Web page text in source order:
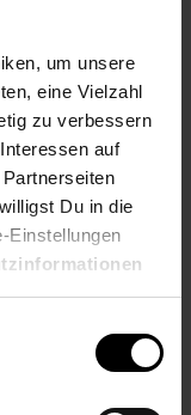
um unsere
eine Vielzahl
zu verbessern
auf
Du in die
Einstellungen
x 33 cm
x 35 cm